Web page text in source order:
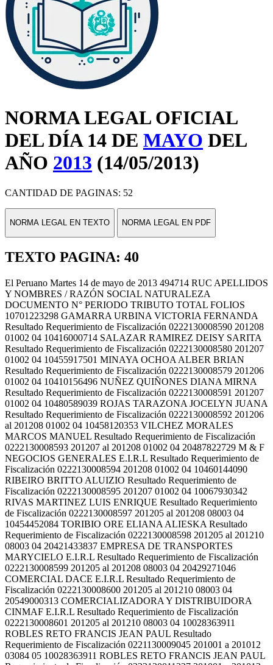
NORMA LEGAL OFICIAL
DEL DÍA 14 DE MAYO DEL
AÑO 2013 (14/05/2013)
CANTIDAD DE PAGINAS: 52
NORMA LEGAL EN TEXTO NORMA LEGAL EN PDF
TEXTO PAGINA: 40
El Peruano Martes 14 de mayo de 2013 494714 RUC APELLIDOS
Y NOMBRES / RAZÓN SOCIAL NATURALEZA
DOCUMENTO N° PERIODO TRIBUTO TOTAL FOLIOS
10701223298 GAMARRA URBINA VICTORIA FERNANDA
Resultado Requerimiento de Fiscalización 0222130008590 201208
01002 04 10416000714 SALAZAR RAMIREZ DEISY SARITA
Resultado Requerimiento de Fiscalización 0222130008580 201207
01002 04 10455917501 MINAYA OCHOA ALBER BRIAN
Resultado Requerimiento de Fiscalización 0222130008579 201206
01002 04 10410156496 NUÑEZ QUIÑONES DIANA MIRNA
Resultado Requerimiento de Fiscalización 0222130008591 201207
01002 04 10480589039 ROJAS TARAZONA JOCELYN JUANA
Resultado Requerimiento de Fiscalización 0222130008592 201206
al 201208 01002 04 10458120353 VILCHEZ MORALES
MARCOS MANUEL Resultado Requerimiento de Fiscalización
0222130008593 201207 al 201208 01002 04 20487822729 M & F
NEGOCIOS GENERALES E.I.R.L Resultado Requerimiento de
Fiscalización 0222130008594 201208 01002 04 10460144090
RIBEIRO BRITTO ALUIZIO Resultado Requerimiento de
Fiscalización 0222130008595 201207 01002 04 10067930342
RIVAS MARTINEZ LUIS ENRIQUE Resultado Requerimiento
de Fiscalización 0222130008597 201205 al 201208 08003 04
10454452084 TORIBIO ORE ELIANA ALIESKA Resultado
Requerimiento de Fiscalización 0222130008598 201205 al 201210
08003 04 20421433837 EMPRESA DE TRANSPORTES
MARYCIELO E.I.R.L Resultado Requerimiento de Fiscalización
0222130008599 201205 al 201208 08003 04 20429271046
COMERCIAL DACE E.I.R.L Resultado Requerimiento de
Fiscalización 0222130008600 201205 al 201210 08003 04
20549000313 COMERCIALIZADORA Y DISTRIBUIDORA
CINMAF E.I.R.L Resultado Requerimiento de Fiscalización
0222130008601 201205 al 201210 08003 04 10028363911
ROBLES RETO FRANCIS JEAN PAUL Resultado
Requerimiento de Fiscalización 0221130009045 201001 a 201012
03084 05 10028363911 ROBLES RETO FRANCIS JEAN PAUL